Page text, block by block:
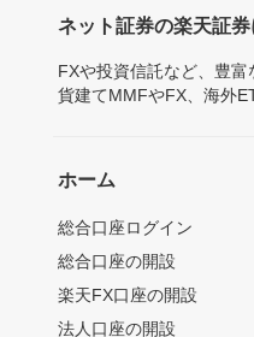
ネット証券の楽天証
FXや投資信託など、豊
貨建てMMFやFX、海外
ホーム
総合口座ログイン
総合口座の開設
楽天FX口座の開設
法人口座の開設